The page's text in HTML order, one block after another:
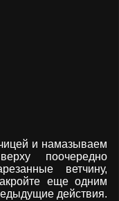
и намазываем
поочередно
ветчину,
еще одним
действия.